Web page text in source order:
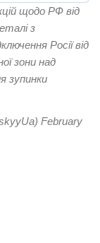
щодо РФ від
з
Росії від
зони над
зупинки
February